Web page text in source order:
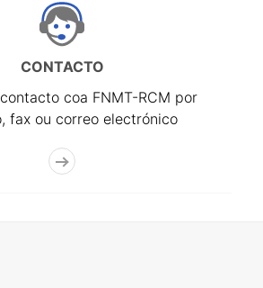
CONTACTO
coa FNMT-RCM por
fax ou correo electrónico